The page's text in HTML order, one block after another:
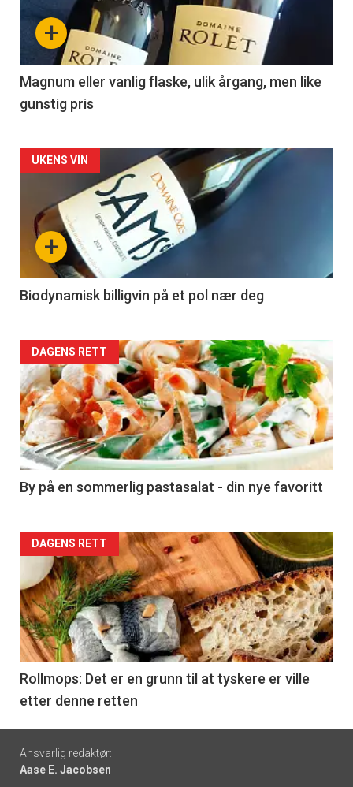
nå
3
+
Magnum eller vanlig flaske, ulik årgang, men like
gunstig pris
Forsiden
akkurat
nå
4
+
UKENS VIN
Biodynamisk billigvin på et pol nær deg
Forsiden
akkurat
nå
-
5
DAGENS RETT
By på en sommerlig pastasalat - din nye favoritt
Forsiden
akkurat
nå
-
6
DAGENS RETT
Rollmops: Det er en grunn til at tyskere er ville
etter denne retten
Footer
-
Ansvarlig redaktør:
Aase E. Jacobsen